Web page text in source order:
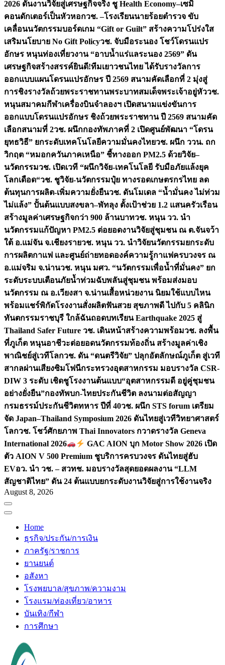
2026 ดันงานวิจัยสู่เศรษฐกิจจริง ชู Health Economy–เซมิ
คอนดักเตอร์เป็นหัวหอกวช. –โรงเรียนนายร้อยตำรวจ ขับ
เคลื่อนนวัตกรรมบอร์ดเกม “Gift or Guilt” สร้างความโปร่งใส
เสริมนโยบาย No Gift Policyวช. จับมือระนอง โชว์โดรนแปร
อักษร หนุนท่องเที่ยวงาน “อาบน้ำแร่แลระนอง 2569” ดัน
เศรษฐกิจสร้างสรรค์ยินดี!ทีมเยาวชนไทย ได้รับรางวัลการ
ออกแบบแผนโดรนแปรอักษร ปี 2569 สนามคัดเลือกที่ 2 มุ่งสู่
การชิงรางวัลถ้วยพระราชทานพระบาทสมเด็จพระเจ้าอยู่หัววช.
หนุนสมาคมกีฬาเครื่องบินจำลองฯ เปิดสนามแข่งขันการ
ออกแบบโดรนแปรอักษร ชิงถ้วยพระราชทาน ปี 2569 สนามคัด
เลือกสนามที่ 2วช. ผนึกกองทัพภาคที่ 2 เปิดศูนย์พัฒนา “โดรน
ยุทธวิธี” ยกระดับเทคโนโลยีความมั่นคงไทยวช. ผนึก ววน. ถก
วิกฤต “หมอกควันภาคเหนือ” ชี้ทางออก PM2.5 ด้วยวิจัย–
นวัตกรรมวช. เปิดเวที “ผนึกวิจัย-เทคโนโลยี รับมือภัยแล้งยุค
โลกเดือด“วช. ชูวิจัย-นวัตกรรมปุ๋ย ทางรอดเกษตรกรไทย ลด
ต้นทุนการผลิต-เพิ่มความยั่งยืนวช. ดันโมเดล “น้ำมั่นคง ไม่ท่วม
ไม่แล้ง” ปั้นต้นแบบสงขลา–พัทลุง ตั้งเป้าช่วย 1.2 แสนครัวเรือน
สร้างมูลค่าเศรษฐกิจกว่า 900 ล้านบาทวช. หนุน วว. นำ
นวัตกรรมแก้ปัญหา PM2.5 ต่อยอดงานวิจัยสู่ชุมชน ณ ต.จันจว้า
ใต้ อ.แม่จัน จ.เชียงรายวช. หนุน วว. นำวิจัยนวัตกรรมยกระดับ
การผลิตกาแฟ และศูนย์ถ่ายทอดองค์ความรู้กาแฟครบวงจร ณ
อ.แม่จริม จ.น่านวช. หนุน มศว. “นวัตกรรมเพื่อน้ำที่มั่นคง” ยก
ระดับระบบเตือนภัยน้ำท่วมฉับพลันสู่ชุมชน พร้อมส่งมอบ
นวัตกรรม ณ อ.เวียงสา จ.น่านเสื้อหน่วยงาน นิยมใช้แบบไหน
พร้อมแชร์พิกัดโรงงานสั่งผลิตฟันสวย สุขภาพดี ไปกับ 5 คลินิก
ทันตกรรมราชบุรี ใกล้ฉันถอดบทเรียน Earthquake 2025 สู่
Thailand Safer Future วช. เดินหน้าสร้างความพร้อมวช. ลงพื้น
ที่ภูเก็ต หนุนอาชีวะต่อยอดนวัตกรรมท้องถิ่น สร้างมูลค่าเชิง
พาณิชย์สู่เวทีโลกวช. ดัน “ดนตรีวิจัย” ปลุกอัตลักษณ์ภูเก็ต สู่เวที
สากลผ่านเสียงซิมโฟนีกระทรวงอุตสาหกรรม มอบรางวัล CSR-
DIW 3 ระดับ เชิดชูโรงงานต้นแบบ“อุตสาหกรรมดี อยู่คู่ชุมชน
อย่างยั่งยืน”กองทัพบก-ไทยประกันชีวิต ลงนามต่อสัญญา
กรมธรรม์ประกันชีวิตทหาร ปีที่ 40วช. ผนึก STS forum เตรียม
จัด Japan–Thailand Symposium 2026 ดันไทยสู่เวทีวิทยาศาสตร์
โลกวช. โชว์ศักยภาพ Thai Innovators กวาดรางวัล Geneva
International 2026
GAC AION บุก Motor Show 2026 เปิด
ตัว AION V 500 Premium ชูบริการครบวงจร ดันไทยสู่ฮับ
EVอว. นำ วช. – สวทช. มอบรางวัลสุดยอดผลงาน “LLM
สัญชาติไทย” ดัน 24 ต้นแบบยกระดับงานวิจัยสู่การใช้งานจริง
August 8, 2026
Home
ธุรกิจ/ประกัน/การเงิน
ภาครัฐ/ราชการ
ยานยนต์
อสังหา
โรงพยบาล/สุขภาพ/ความงาม
โรงแรม/ท่องเที่ยว/อาหาร
บันเทิง/กีฬา
การศึกษา